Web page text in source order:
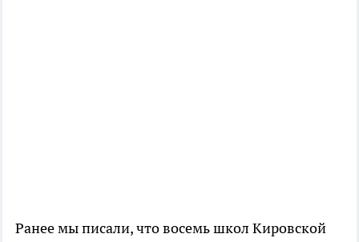
Ранее мы писали, что восемь школ Кировской